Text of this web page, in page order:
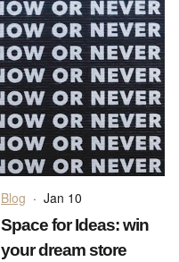
Blog · Jan 10
Space for Ideas: win
your dream store